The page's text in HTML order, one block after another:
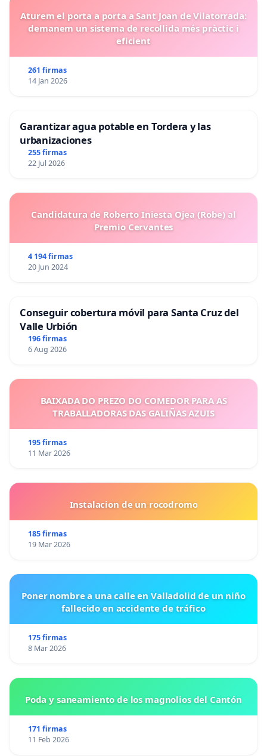
Aturem el porta a porta a Sant Joan de Vilatorrada:
demanem un sistema de recollida més pràctic i
eficient
261 firmas
14 Jan 2026
Garantizar agua potable en Tordera y las
urbanizaciones
255 firmas
22 Jul 2026
Candidatura de Roberto Iniesta Ojea (Robe) al
Premio Cervantes
4 194 firmas
20 Jun 2024
Conseguir cobertura móvil para Santa Cruz del
Valle Urbión
196 firmas
6 Aug 2026
BAIXADA DO PREZO DO COMEDOR PARA AS
TRABALLADORAS DAS GALIÑAS AZUIS
195 firmas
11 Mar 2026
Instalacion de un rocodromo
185 firmas
19 Mar 2026
Poner nombre a una calle en Valladolid de un niño
fallecido en accidente de tráfico
175 firmas
8 Mar 2026
Poda y saneamiento de los magnolios del Cantón
171 firmas
11 Feb 2026